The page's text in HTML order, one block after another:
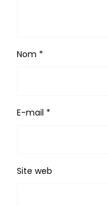
Nom *
E-mail *
Site web